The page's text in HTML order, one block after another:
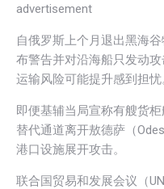
advertisement
自俄罗斯上个月退出黑海
布警告并对沿海船只发动
运输风险可能提升感到担忧
即便基辅当局宣称有艘货
替代通道离开敖德萨（
港口设施展开攻击。
联合国贸易和发展会议（